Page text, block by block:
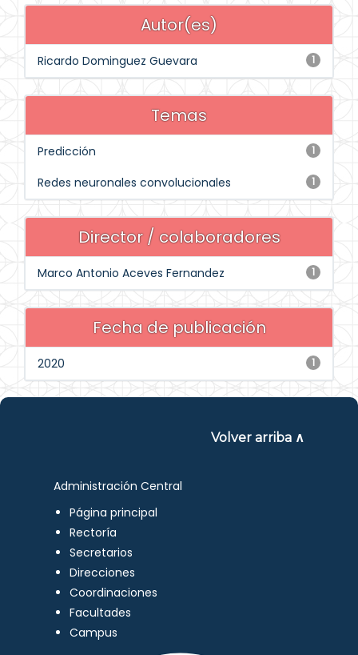
Autor(es)
1
Ricardo Dominguez Guevara
Temas
1
Predicción
1
Redes neuronales convolucionales
Director / colaboradores
1
Marco Antonio Aceves Fernandez
Fecha de publicación
1
2020
Volver arriba ∧
Administración Central
Página principal
Rectoría
Secretarios
Direcciones
Coordinaciones
Facultades
Campus